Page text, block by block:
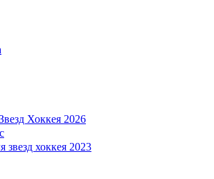
Хоккея 2026
хоккея 2023